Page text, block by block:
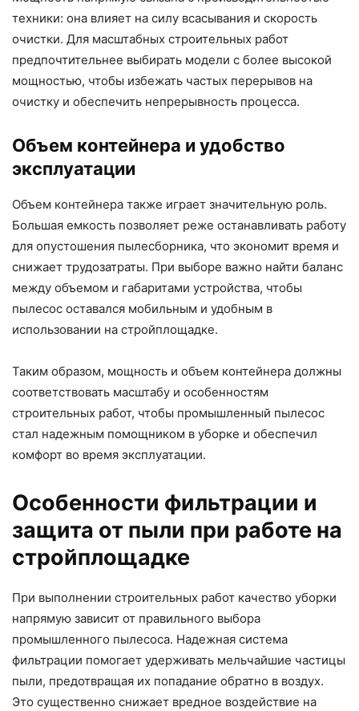
техники: она влияет на силу всасывания и скорость
очистки. Для масштабных строительных работ
предпочтительнее выбирать модели с более высокой
мощностью, чтобы избежать частых перерывов на
очистку и обеспечить непрерывность процесса.
Объем контейнера и удобство
эксплуатации
Объем контейнера также играет значительную роль.
Большая емкость позволяет реже останавливать работу
для опустошения пылесборника, что экономит время и
снижает трудозатраты. При выборе важно найти баланс
между объемом и габаритами устройства, чтобы
пылесос оставался мобильным и удобным в
использовании на стройплощадке.
Таким образом, мощность и объем контейнера должны
соответствовать масштабу и особенностям
строительных работ, чтобы промышленный пылесос
стал надежным помощником в уборке и обеспечил
комфорт во время эксплуатации.
Особенности фильтрации и
защита от пыли при работе на
стройплощадке
При выполнении строительных работ качество уборки
напрямую зависит от правильного выбора
промышленного пылесоса. Надежная система
фильтрации помогает удерживать мельчайшие частицы
пыли, предотвращая их попадание обратно в воздух.
Это существенно снижает вредное воздействие на